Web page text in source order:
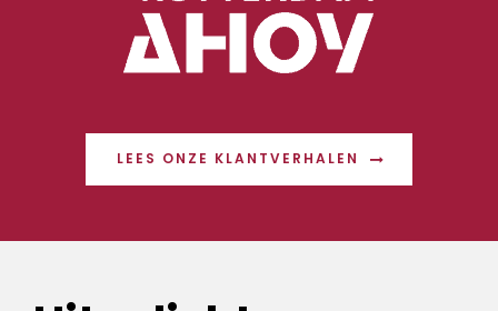
LEES ONZE KLANTVERHALEN